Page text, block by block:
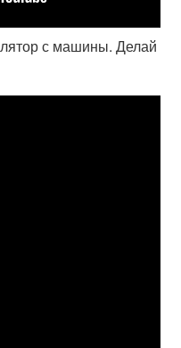
с машины. Делай